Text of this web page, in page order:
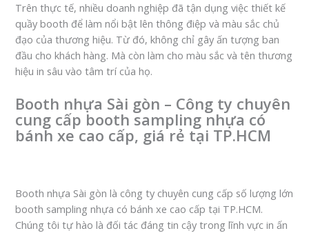
Trên thực tế, nhiều doanh nghiệp đã tận dụng việc thiết kế
quầy booth để làm nổi bật lên thông điệp và màu sắc chủ
đạo của thương hiệu. Từ đó, không chỉ gây ấn tượng ban
đầu cho khách hàng. Mà còn làm cho màu sắc và tên thương
hiệu in sâu vào tâm trí của họ.
Booth nhựa Sài gòn – Công ty chuyên
cung cấp booth sampling nhựa có
bánh xe cao cấp, giá rẻ tại TP.HCM
Booth nhựa Sài gòn là công ty chuyên cung cấp số lượng lớn
booth sampling nhựa có bánh xe cao cấp tại TP.HCM.
Chúng tôi tự hào là đối tác đáng tin cậy trong lĩnh vực in ấn